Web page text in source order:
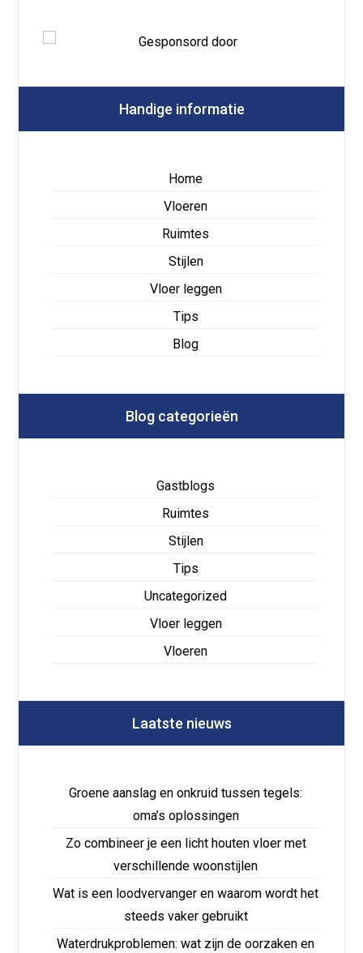
Handige informatie
Home
Vloeren
Ruimtes
Stijlen
Vloer leggen
Tips
Blog
Blog categorieën
Gastblogs
Ruimtes
Stijlen
Tips
Uncategorized
Vloer leggen
Vloeren
Laatste nieuws
Groene aanslag en onkruid tussen tegels:
oma’s oplossingen
Zo combineer je een licht houten vloer met
verschillende woonstijlen
Wat is een loodvervanger en waarom wordt het
steeds vaker gebruikt
Waterdrukproblemen: wat zijn de oorzaken en